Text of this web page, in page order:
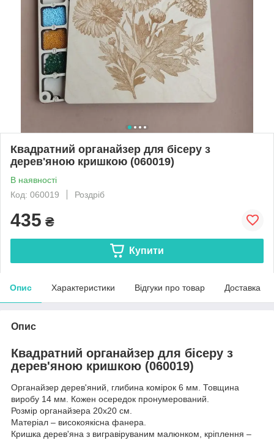
Квадратний органайзер для бісеру з
дерев'яною кришкою (060019)
В наявності
Код: 060019
Роздріб
435 ₴
Купити
Опис Характеристики Відгуки про товар Доставка
Опис
Квадратний органайзер для бісеру з
дерев'яною кришкою (060019)
Органайзер дерев'яний, глибина комірок 6 мм. Товщина
виробу 14 мм. Кожен осередок пронумерований.
Розмір органайзера 20х20 см.
Матеріал – високоякісна фанера.
Кришка дерев'яна з вигравіруваним малюнком, кріплення –